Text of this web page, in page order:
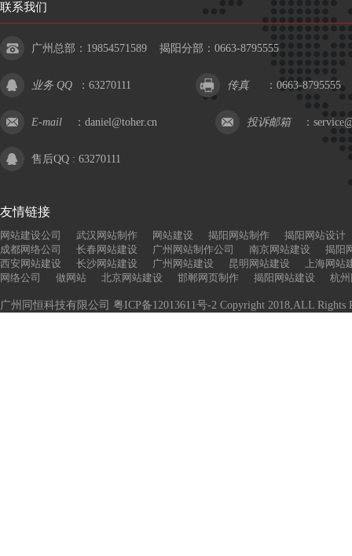
联系我们
广州总部：19854571589 揭阳分部：0663-8795555
业务 QQ ： 63270111 传真 ：0663-8795555
E-mail ： daniel@toher.cn 投诉邮箱 ：
售后QQ : 63270111
友情链接
网站建设公司 武汉网站制作 网站建设 揭阳网站制作
揭阳网站设计
成都网络公司
长春网站建设 广州网站制作公司 南京网站建设
揭阳
西安网站建设
长沙网站建设 广州网站建设 昆明网站建设
上海网站
网络公司
做网站 北京网站建设 邯郸网页制作 揭阳网站建设 杭
广州同恒科技有限公司 粤ICP备12013611号-2 Copyright 2018,ALL Rights